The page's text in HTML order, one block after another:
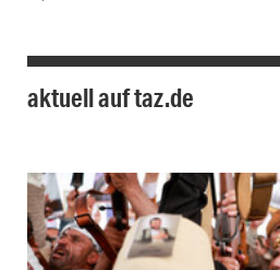
aktuell auf taz.de